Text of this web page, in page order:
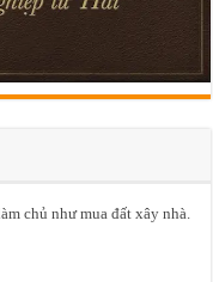
chủ như mua đất xây nhà.